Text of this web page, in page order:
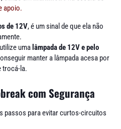
apoio.
de 12V, é um sinal de que ela não
uma lâmpada de 12V e pelo
manter a lâmpada acesa por
trocá-la.
com Segurança
passos para evitar curtos-circuitos